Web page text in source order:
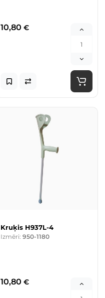
10,80 €
Kruķis H937L-4
Izmēri: 950-1180
10,80 €